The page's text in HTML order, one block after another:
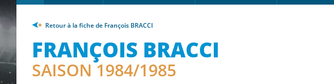
Retour à la fiche de François BRACCI
FRANÇOIS BRACCI
SAISON 1984/1985